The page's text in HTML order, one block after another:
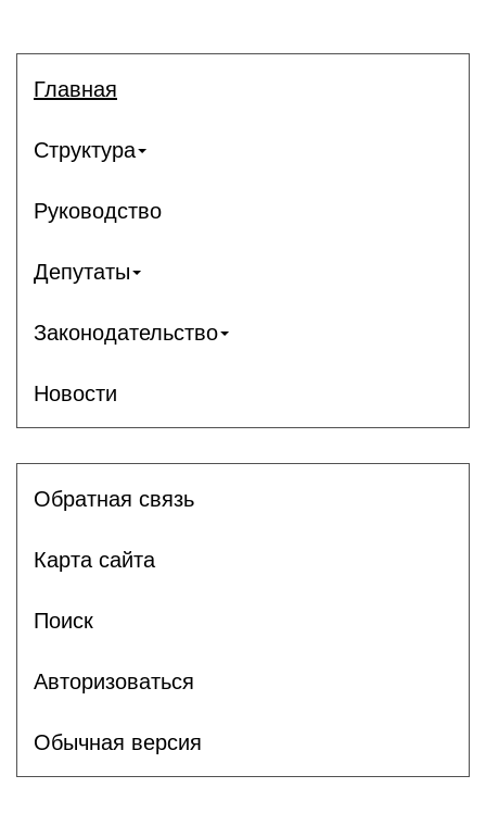
Главная
Структура
Руководство
Депутаты
Законодательство
Новости
Обратная связь
Карта сайта
Поиск
Авторизоваться
Обычная версия